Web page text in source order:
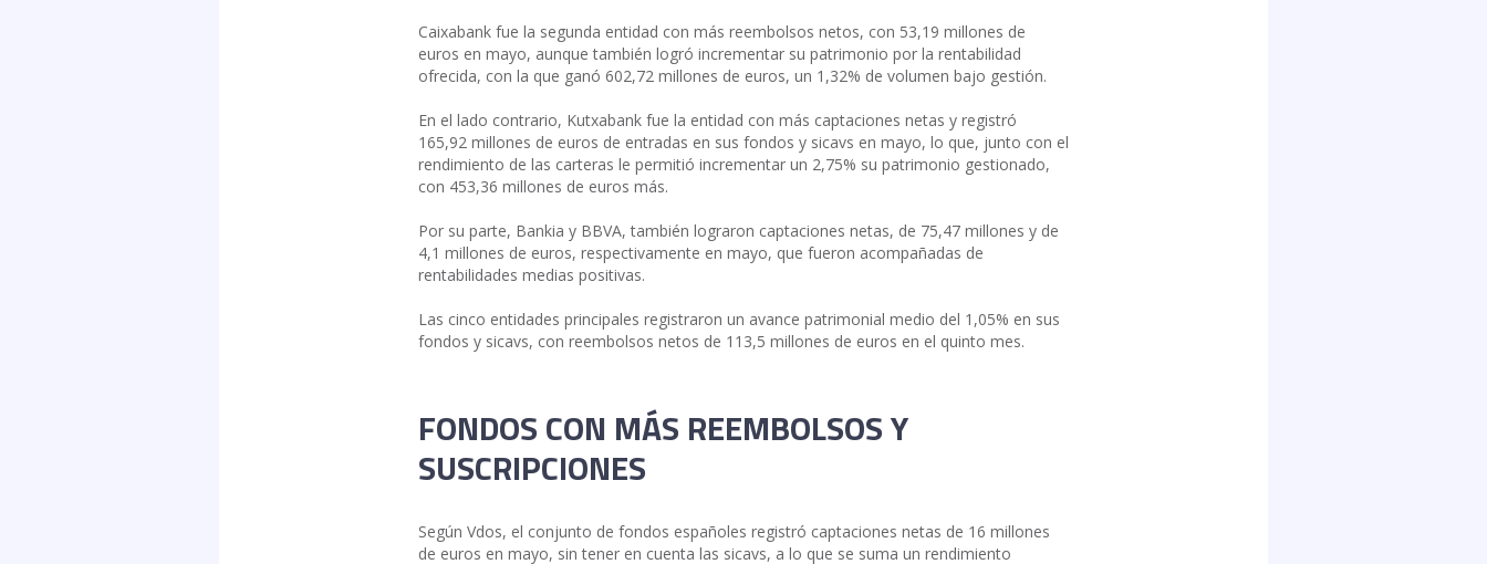
Caixabank fue la segunda entidad con más reembolsos netos, con 53,19 millones de
euros en mayo, aunque también logró incrementar su patrimonio por la rentabilidad
ofrecida, con la que ganó 602,72 millones de euros, un 1,32% de volumen bajo gestión.
En el lado contrario, Kutxabank fue la entidad con más captaciones netas y registró
165,92 millones de euros de entradas en sus fondos y sicavs en mayo, lo que, junto con el
rendimiento de las carteras le permitió incrementar un 2,75% su patrimonio gestionado,
con 453,36 millones de euros más.
Por su parte, Bankia y BBVA, también lograron captaciones netas, de 75,47 millones y de
4,1 millones de euros, respectivamente en mayo, que fueron acompañadas de
rentabilidades medias positivas.
Las cinco entidades principales registraron un avance patrimonial medio del 1,05% en sus
fondos y sicavs, con reembolsos netos de 113,5 millones de euros en el quinto mes.
FONDOS CON MÁS REEMBOLSOS Y
SUSCRIPCIONES
Según Vdos, el conjunto de fondos españoles registró captaciones netas de 16 millones
de euros en mayo, sin tener en cuenta las sicavs, a lo que se suma un rendimiento